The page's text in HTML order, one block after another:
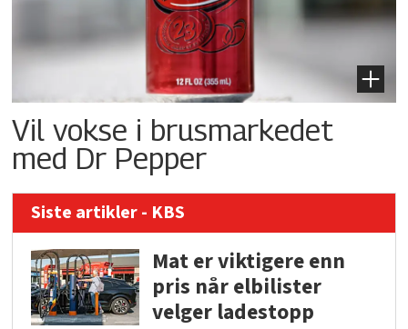
Vil vokse i brusmarkedet
med Dr Pepper
Siste artikler - KBS
Mat er viktigere enn
pris når elbilister
velger ladestopp